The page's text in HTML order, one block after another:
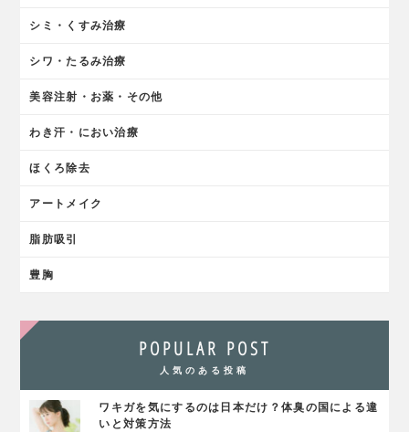
シミ・くすみ治療
シワ・たるみ治療
美容注射・お薬・その他
わき汗・におい治療
ほくろ除去
アートメイク
脂肪吸引
豊胸
POPULAR POST
人気のある投稿
ワキガを気にするのは日本だけ？体臭の国による違
いと対策方法